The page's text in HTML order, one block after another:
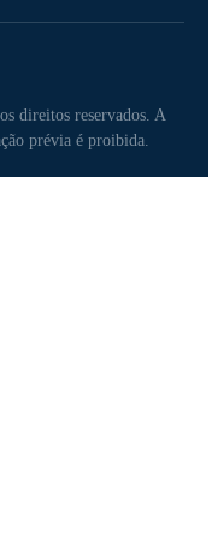
direitos reservados. A
prévia é proibida.